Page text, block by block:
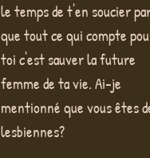
le temps de t'en soucier
que tout ce qui compte
toi c'est sauver la future
femme de ta vie. Ai-je
mentionné que vous êtes
lesbiennes?